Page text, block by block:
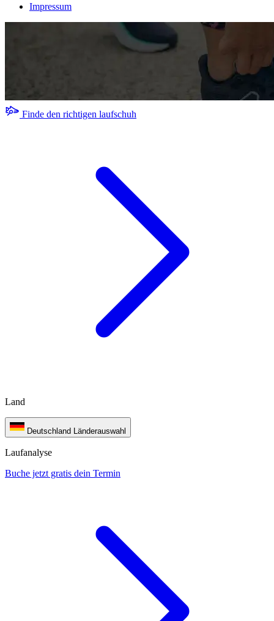
Impressum
Finde den richtigen laufschuh
Land
Deutschland Länderauswahl
Laufanalyse
Buche jetzt gratis dein Termin